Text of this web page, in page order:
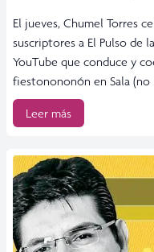
El jueves, Chumel Torres
suscriptores a El Pulso de
YouTube que conduce y
fiestonononón en Sala (no
Leer más